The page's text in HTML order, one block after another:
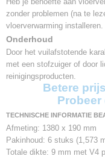
zonder problemen (na te
vloerverwarming installeren.
Onderhoud
Door het vuilafstotende
met een stofzuiger of door
reinigingsproducten.
Betere
Probeer
TECHNISCHE INFORMATIE
Afmeting: 1380 x 190 mm
Pakinhoud: 6 stuks (1,573
Totale dikte: 9 mm met V4